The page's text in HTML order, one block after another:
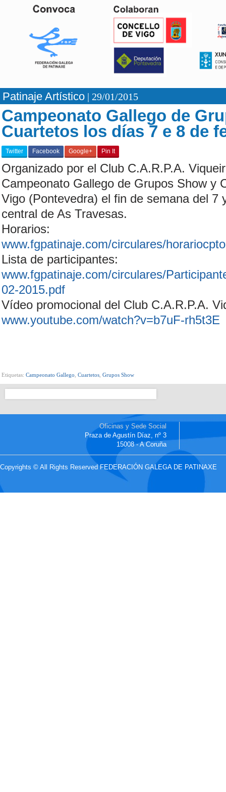
Patinaje Artístico | 29/01/2015
Campeonato Gallego de
Cuartetos los días 7 e 8 de
Twitter Facebook Google+ Pin It
Organizado por el Club C.A.R.P.A.
Campeonato Gallego de Grupos Show y
Vigo (Pontevedra) el fin de semana del 7
central de As Travesas.
Horarios:
www.fgpatinaje.com/circulares/
Lista de participantes:
www.fgpatinaje.com/circulares/
02-2015.pdf
Vídeo promocional del Club C.A.R.P.A.
www.youtube.com/watch?v=b7uF-rh5t3E
Etiquetas: Campeonato Gallego Cuartetos Grupos Show
Oficinas y Sede Social
Praza de Agustín Díaz, nº 3
15008 - A Coruña
Copyrights © All Rights Reserved FEDERACIÓN GALEGA DE PATINAXE